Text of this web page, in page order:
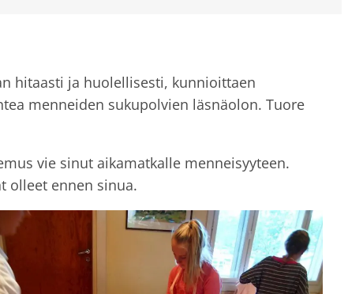
hitaasti ja huolellisesti, kunnioittaen
menneiden sukupolvien läsnäolon. Tuore
vie sinut aikamatkalle menneisyyteen.
olleet ennen sinua.